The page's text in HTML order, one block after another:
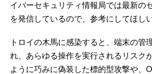
イバーセキュリティ情報局では最新の
を発信しているので、参考にしてほしい
トロイの木馬に感染すると、端末の管
れ、あらゆる操作を実行されるリスク
ように巧みに偽装した標的型攻撃や、